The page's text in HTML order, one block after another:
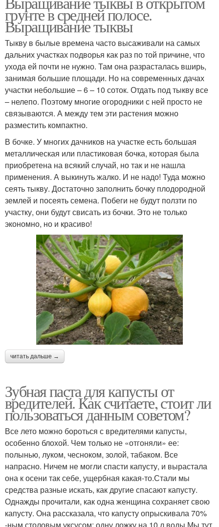
грунте в средней полосе.
Выращивание тыквы
Тыкву в былые времена часто высаживали на самых
дальних участках подворья как раз по той причине, что
ухода ей почти не нужно. Там она разрасталась вширь,
занимая большие площади. Но на современных дачах
участки небольшие – 6 – 10 соток. Отдать под тыкву все
– нелепо. Поэтому многие огородники с ней просто не
связываются. А между тем эти растения можно
разместить компактно.
В бочке. У многих дачников на участке есть большая
металлическая или пластиковая бочка, которая была
приобретена на всякий случай, но так и не нашла
применения. А выкинуть жалко. И не надо! Туда можно
сеять тыкву. Достаточно заполнить бочку плодородной
землей и посеять семена. Побеги не будут ползти по
участку, они будут свисать из бочки. Это не только
экономно, но и красиво!
читать дальше →
Зубная паста для капусты от
вредителей. Как считаете, стоит ли
пользоваться данным советом?
Все лето можно бороться с вредителями капусты,
особенно блохой. Чем только не «отгоняли» ее:
полынью, луком, чесно­ком, золой, табаком. Все
напрасно. Ничем не могли спасти капусту, и вырастала
она к осени так себе, ущербная какая-то.Стали мы
средства разные искать, как другие спасают капу­сту.
Однажды прочитали, как одна женщина сохраняет свою
капусту. Она рассказала, что капусту опрыскивала 70%
-ным столовым уксусом: одну ложку на 10 л воды.Мы тут